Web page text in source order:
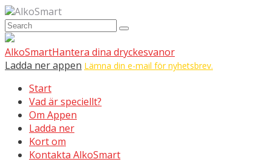
AlkoSmart
AlkoSmartHantera dina dryckesvanor
Ladda ner appen Lämna din e-mail för nyhetsbrev.
Start
Vad är speciellt?
Om Appen
Ladda ner
Kort om
Kontakta AlkoSmart